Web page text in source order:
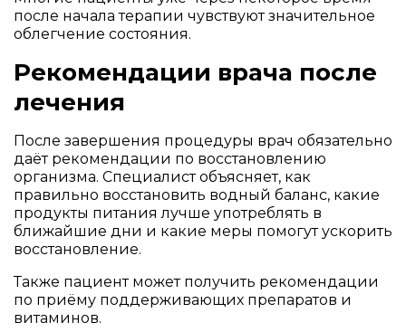
после начала терапии чувствуют значительное
облегчение состояния.
Рекомендации врача после
лечения
После завершения процедуры врач обязательно
даёт рекомендации по восстановлению
организма. Специалист объясняет, как
правильно восстановить водный баланс, какие
продукты питания лучше употреблять в
ближайшие дни и какие меры помогут ускорить
восстановление.
Также пациент может получить рекомендации
по приёму поддерживающих препаратов и
витаминов.